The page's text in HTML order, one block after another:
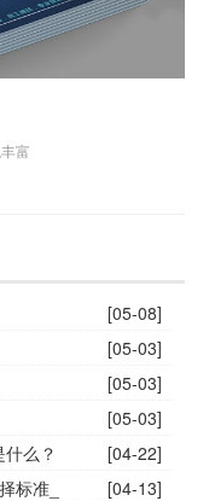
富
[05-08]
[05-03]
[05-03]
[05-03]
么？
[04-22]
标准_
[04-13]